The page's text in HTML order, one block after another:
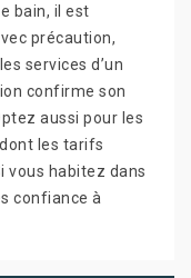
bain, il est
précaution,
services d’un
confirme son
aussi pour les
les tarifs
vous habitez dans
confiance à